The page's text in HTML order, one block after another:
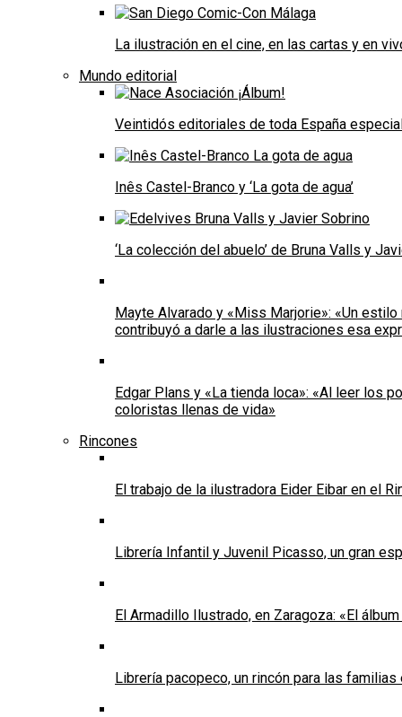
La ilustración en el cine, en las cartas y en
Mundo editorial
Veintidós editoriales de toda España
Inês Castel-Branco y ‘La gota de agua’
‘La colección del abuelo’ de Bruna Valls y
Mayte Alvarado y «Miss Marjorie»: «Un
contribuyó a darle a las ilustraciones esa
Edgar Plans y «La tienda loca»: «Al leer los
coloristas llenas de vida»
Rincones
El trabajo de la ilustradora Eider Eibar en el
Librería Infantil y Juvenil Picasso, un gran
El Armadillo Ilustrado, en Zaragoza: «El
Librería pacopeco, un rincón para las familias